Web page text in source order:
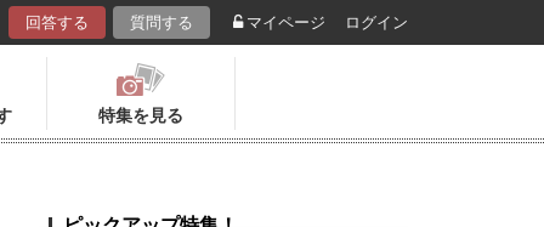
回答する 質問する マイページ ログイン
特集を見る